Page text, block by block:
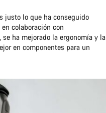
justo lo que ha conseguido
colaboración con
ha mejorado la ergonomía y la
en componentes para un